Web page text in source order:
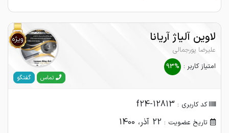
لاوین آلیاژ آریانا
عليرضا پورجمالى
امتیاز کاربر : 93%
تماس گفتگو
کد کاربری : f24-12813
تاریخ عضویت : 22 آذر، 1400